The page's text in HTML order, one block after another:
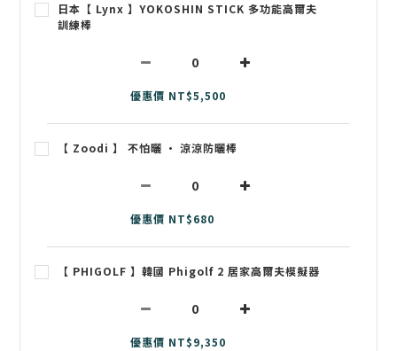
日本【 Lynx 】YOKOSHIN STICK 多功能高爾夫
訓練棒
優惠價 NT$5,500
【 Zoodi 】 不怕曬 • 涼涼防曬棒
優惠價 NT$680
【 PHIGOLF 】韓國 Phigolf 2 居家高爾夫模擬器
優惠價 NT$9,350